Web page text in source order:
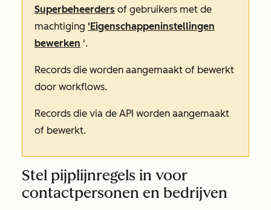
Superbeheerders of gebruikers met de
machtiging 'Eigenschappeninstellingen
bewerken '.
Records die worden aangemaakt of bewerkt
door workflows.
Records die via de API worden aangemaakt
of bewerkt.
Stel pijplijnregels in voor
contactpersonen en bedrijven